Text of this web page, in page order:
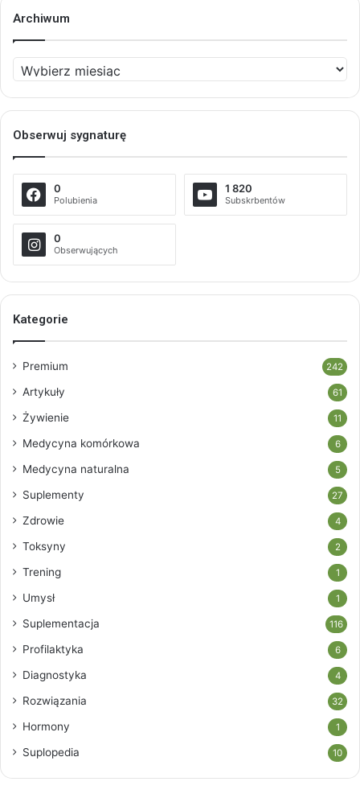
Archiwum
Archiwum
Obserwuj sygnaturę
0
Polubienia
1 820
Subskrbentów
0
Obserwujących
Kategorie
Premium 242
Artykuły 61
Żywienie 11
Medycyna komórkowa 6
Medycyna naturalna 5
Suplementy 27
Zdrowie 4
Toksyny 2
Trening 1
Umysł 1
Suplementacja 116
Profilaktyka 6
Diagnostyka 4
Rozwiązania 32
Hormony 1
Suplopedia 10